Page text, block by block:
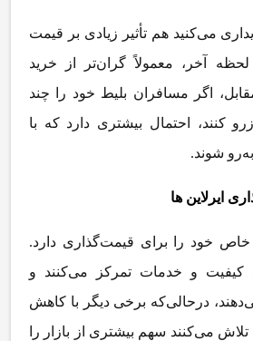
میکنید هم تأثیر زیادی بر قیمت
آخر، معمولاً گرانتر از خرید
اگر مسافران بلیط خود را چند
کنند، احتمال بیشتری دارد که با
رو شوند.
ایرلاین ها
خاص خود را برای قیمتگذاری دارد.
کیفیت و خدمات تمرکز میکنند و
دهند، درحالیکه برخی دیگر با کاهش
تلاش میکنند سهم بیشتری از بازار را